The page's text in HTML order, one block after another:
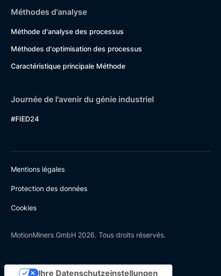
Méthodes d'analyse
Méthode d'analyse des processus
Méthodes d'optimisation des processus
Caractéristique principale Méthode
Journée de l'avenir du génie industriel
#FIED24
MotionMiners GmbH 2026. Tous droits réservés.
Mentions légales
Protection des données
Cookies
Ihre Datenschutzeinstellungen